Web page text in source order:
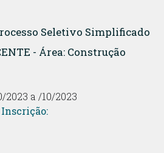
Seletivo Simplificado
- Área: Construção
2023 a /10/2023